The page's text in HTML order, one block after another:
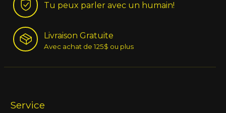
Tu peux parler avec un humain!
Livraison Gratuite
Avec achat de 125$ ou plus
Service